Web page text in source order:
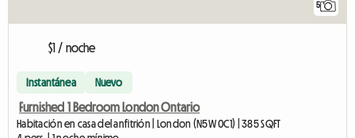
5
$1 / noche
Instantánea Nuevo
Furnished 1 Bedroom London Ontario
Habitación en casa del anfitrión | London (N5W 0C1) | 385 SQFT